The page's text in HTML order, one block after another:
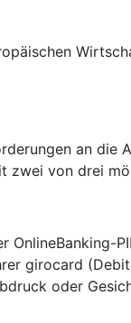
an die
zwei von drei
OnlineBanking-
girocard
oder